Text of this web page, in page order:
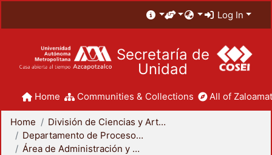
Log In
Secretaría de
Unidad
Home Communities & Collections All of
Home
División de Ciencias y Artes para el Diseño
Departamento de Procesos y Técnicas de Realización
Área de Administración y Tecnología para el Diseño